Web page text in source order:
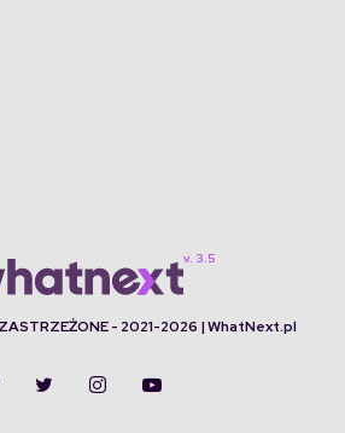
- 2021-2026 | WhatNext.pl